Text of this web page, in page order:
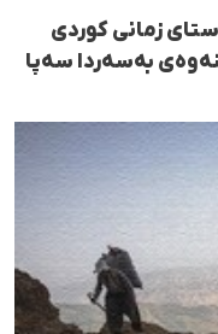
زمانی کوردی